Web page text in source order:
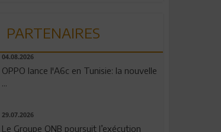
PARTENAIRES
04.08.2026
OPPO lance l'A6c en Tunisie: la nouvelle
...
29.07.2026
Le Groupe QNB poursuit l’exécution